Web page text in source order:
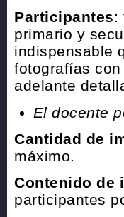
Participantes:
primario y
indispensable
fotografías
adelante
El docente
Cantidad de
máximo.
Contenido de
participantes